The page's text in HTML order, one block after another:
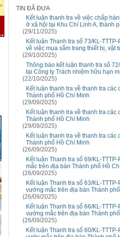
TIN ĐÃ ĐƯA
Kết luận thanh tra về việc chấp
ở xã hội tại Khu Chí Linh A, thành
(29/11/2025)
Kết luận Thanh tra số 73/KL-
về việc mua sắm trang thiết bị, vật
(29/10/2025)
Thông báo kết luận thanh tra số
tại Công ty Trách nhiệm hữu hạn
(22/10/2025)
Kết luận thanh tra về thanh tra
Thành phố Hồ Chí Minh
(29/09/2025)
Kết luận thanh tra về thanh tra
Thành phố Hồ Chí Minh
(29/09/2025)
Kết luận thanh tra về thanh tra
Thành phố Hồ Chí Minh
(26/09/2025)
Kết luận Thanh tra số 69/KL-
mắc trên địa bàn Thành phố Hồ
(26/09/2025)
Kết luận Thanh tra số 63/KL-
vướng mắc trên địa bàn Thành
(26/09/2025)
Kết luận Thanh tra số 66/KL-
vướng mắc trên địa bàn Thành
(26/09/2025)
Kết luận Thanh tra số 60/KL-